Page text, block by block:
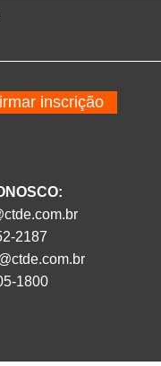
inscrição
2187
1800